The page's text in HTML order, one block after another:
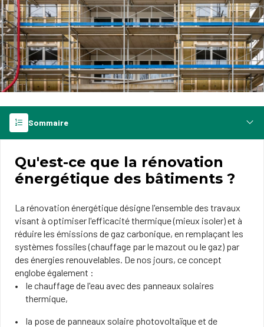
Sommaire
Qu'est-ce que la rénovation
énergétique des bâtiments ?
La rénovation énergétique désigne l'ensemble des travaux
visant à optimiser l'efficacité thermique (mieux isoler) et à
réduire les émissions de gaz carbonique, en remplaçant les
systèmes fossiles (chauffage par le mazout ou le gaz) par
des énergies renouvelables. De nos jours, ce concept
englobe également :
le chauffage de l'eau avec des panneaux solaires
thermique,
la pose de panneaux solaire photovoltaïque et de